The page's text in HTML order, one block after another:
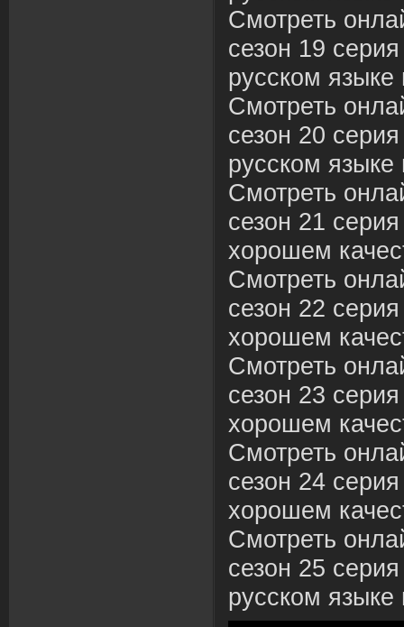
Смотреть
сезон 19
русском языке
Смотреть
сезон 20
русском языке
Смотреть
сезон 21
хорошем
Смотреть
сезон 22
хорошем
Смотреть
сезон 23
хорошем
Смотреть
сезон 24
хорошем
Смотреть
сезон 25
русском